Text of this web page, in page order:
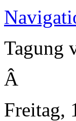
Tagung
Â
Freitag,